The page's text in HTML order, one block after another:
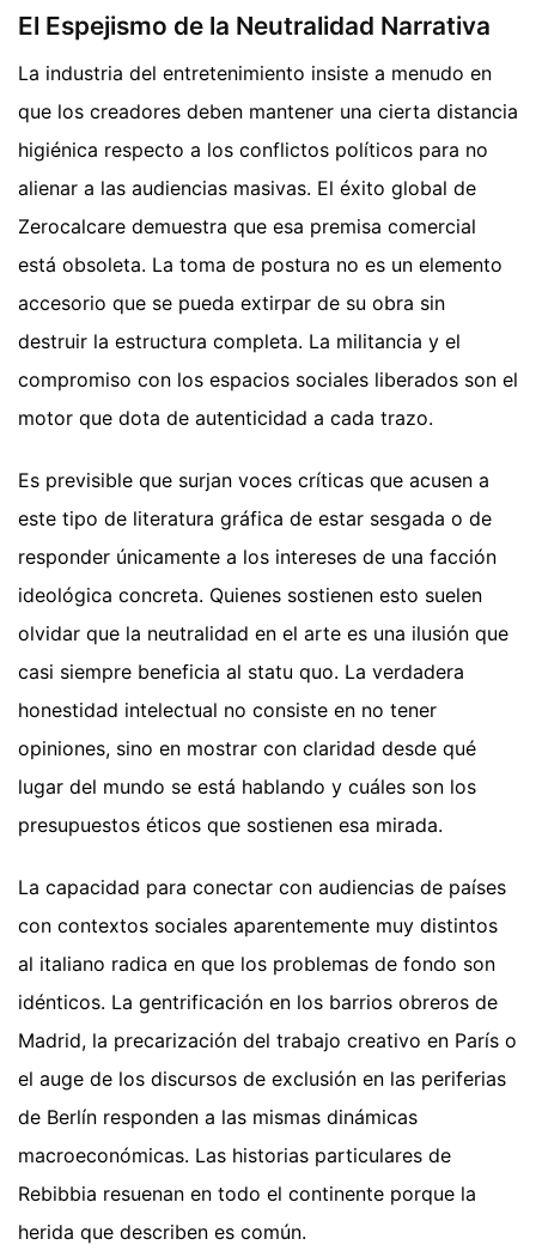
El Espejismo de la Neutralidad Narrativa
La industria del entretenimiento insiste a menudo en
que los creadores deben mantener una cierta distancia
higiénica respecto a los conflictos políticos para no
alienar a las audiencias masivas. El éxito global de
Zerocalcare demuestra que esa premisa comercial
está obsoleta. La toma de postura no es un elemento
accesorio que se pueda extirpar de su obra sin
destruir la estructura completa. La militancia y el
compromiso con los espacios sociales liberados son el
motor que dota de autenticidad a cada trazo.
Es previsible que surjan voces críticas que acusen a
este tipo de literatura gráfica de estar sesgada o de
responder únicamente a los intereses de una facción
ideológica concreta. Quienes sostienen esto suelen
olvidar que la neutralidad en el arte es una ilusión que
casi siempre beneficia al statu quo. La verdadera
honestidad intelectual no consiste en no tener
opiniones, sino en mostrar con claridad desde qué
lugar del mundo se está hablando y cuáles son los
presupuestos éticos que sostienen esa mirada.
La capacidad para conectar con audiencias de países
con contextos sociales aparentemente muy distintos
al italiano radica en que los problemas de fondo son
idénticos. La gentrificación en los barrios obreros de
Madrid, la precarización del trabajo creativo en París o
el auge de los discursos de exclusión en las periferias
de Berlín responden a las mismas dinámicas
macroeconómicas. Las historias particulares de
Rebibbia resuenan en todo el continente porque la
herida que describen es común.